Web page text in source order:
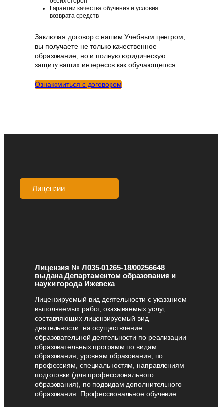
Гарантии качества обучения и условия
возврата средств
Заключая договор с нашим Учебным центром,
вы получаете не только качественное
образование, но и полную юридическую
защиту ваших интересов как обучающегося.
Ознакомиться с договором
Лицензии
Лицензия № Л035-01265-18/00256648
выдана Департаментом образования и
науки города Ижевска
Лицензируемый вид деятельности с указанием
выполняемых работ, оказываемых услуг,
составляющих лицензируемый вид
деятельности: на осуществление
образовательной деятельности по реализации
образовательных программ по видам
образования, уровням образования, по
профессиям, специальностям, направлениям
подготовки (для профессионального
образования), по подвидам дополнительного
образования: Профессиональное обучение.